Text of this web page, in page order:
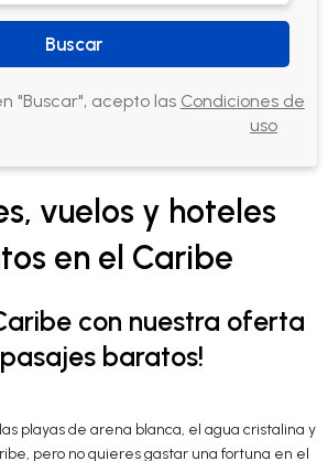
Buscar
"Buscar", acepto las Condiciones de
uso
vuelos y hoteles
en el Caribe
con nuestra oferta
baratos!
playas de arena blanca, el agua cristalina y
pero no quieres gastar una fortuna en el